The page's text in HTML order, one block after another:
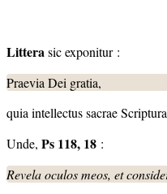
Litterasic exponitur :
Praevia Dei gratia,
quia intellectus sacrae
Unde, Ps 118, 18 :
Revela oculos meos, et